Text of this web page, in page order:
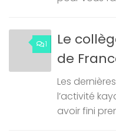
1
Le
de
Les
l’activité
avoir fini